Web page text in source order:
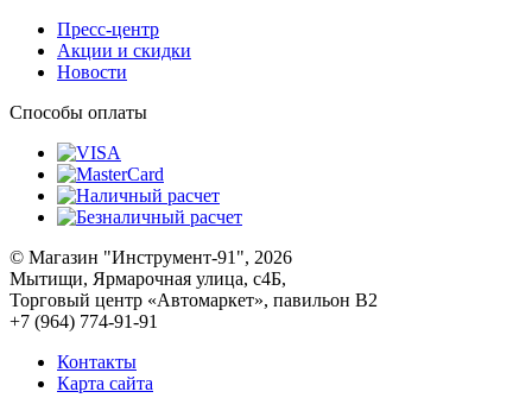
Пресс-центр
Акции и скидки
Новости
Способы оплаты
© Магазин "Инструмент-91", 2026
Мытищи, Ярмарочная улица, с4Б,
Торговый центр «Автомаркет», павильон В2
+7 (964) 774-91-91
Контакты
Карта сайта